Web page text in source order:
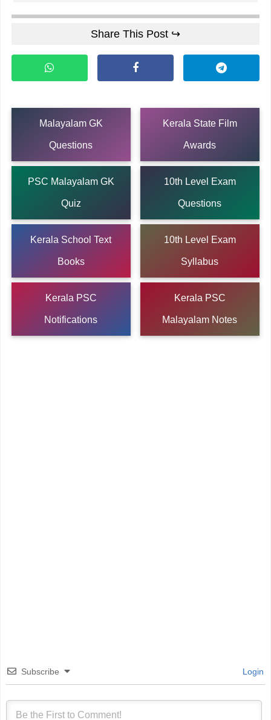
Share This Post ↪
Malayalam GK
Questions
Kerala State Film
Awards
PSC Malayalam GK
Quiz
10th Level Exam
Questions
Kerala School Text
Books
10th Level Exam
Syllabus
Kerala PSC
Notifications
Kerala PSC
Malayalam Notes
Subscribe Login